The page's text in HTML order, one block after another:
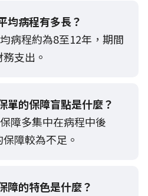
均病程有多長？
病程約為8至12年，期間
支出。
單的保障盲點是什麼？
障多集中在病程中後
障較為不足。
障的特色是什麼？